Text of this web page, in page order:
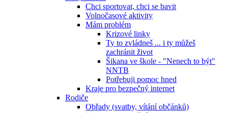
Chci sportovat, chci se bavit
Volnočasové aktivity
Mám problém
Krizové linky
Ty to zvládneš ... i ty můžeš
zachránit život
Šikana ve škole - "Nenech to být"
NNTB
Potřebuji pomoc hned
Kraje pro bezpečný internet
Rodiče
Obřady (svatby, vítání občánků)